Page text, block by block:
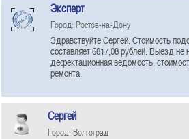
Эксперт
Город: Ростов-на-Дону
Здравствуйте Сергей. Стоимость
составляет 6817,08 рублей. Выезд
дефектационная ведомость,
ремонта.
Сергей
Город: Волгоград